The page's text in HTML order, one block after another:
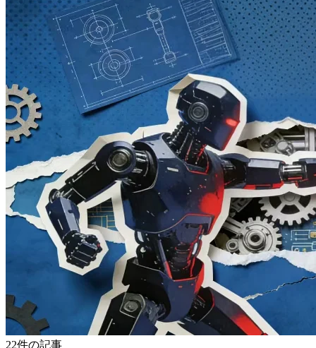
22件の記事